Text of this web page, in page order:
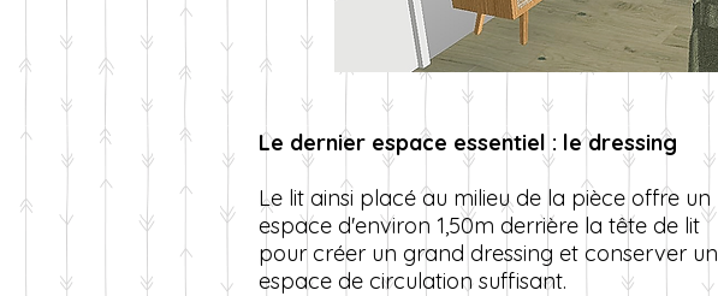
Le dernier espace essentiel : le dressing
Le lit ainsi placé au milieu de la pièce offre un
espace d'environ 1,50m derrière la tête de lit
pour créer un grand dressing et conserver un
espace de circulation suffisant.